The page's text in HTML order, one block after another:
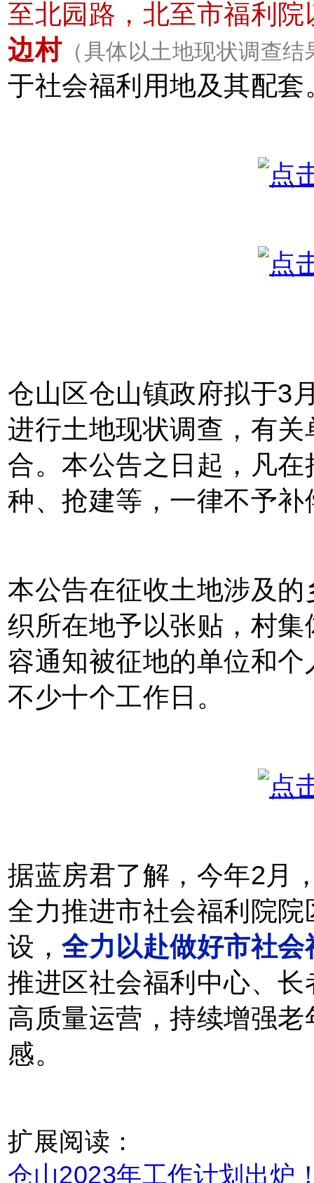
至北园路，北至市福利院
边村（具体以土地现状调查结
于社会福利用地及其配
仓山区仓山镇政府拟于3
进行土地现状调查，有
合。本公告之日起，凡
种、抢建等，一律不予补
本公告在征收土地涉及
织所在地予以张贴，村
容通知被征地的单位和
不少十个工作日。
据蓝房君了解，今年2月
全力推进市社会福利院
设， 全力以赴做好市社
推进区社会福利中心、
高质量运营，持续增强
感。
扩展阅读：
仓山2023年工作计划出炉